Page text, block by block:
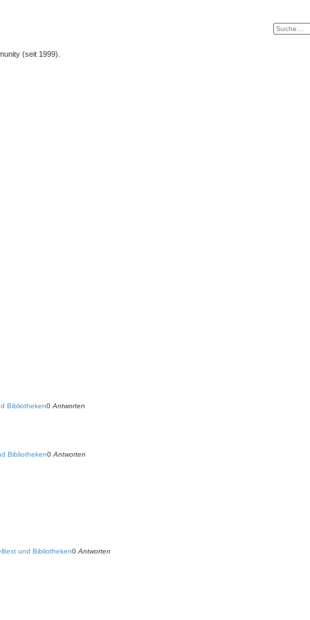
(seit 1999).
Bibliotheken0 Antworten
Bibliotheken0 Antworten
und Bibliotheken0 Antworten